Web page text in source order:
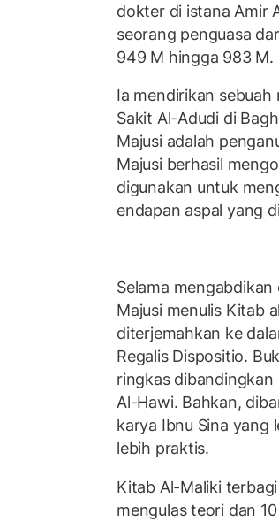
dokter di istana Amir
seorang penguasa
949 M hingga 983 M.
Ia mendirikan sebuah
Sakit Al-Adudi di
Majusi adalah
Majusi berhasil
digunakan untuk
endapan aspal yang
Selama
Majusi menulis Kitab
diterjemahkan ke
Regalis Dispositio.
ringkas dibandingkan
Al-Hawi. Bahkan,
karya Ibnu Sina yang
lebih praktis.
Kitab Al-Maliki
mengulas teori dan